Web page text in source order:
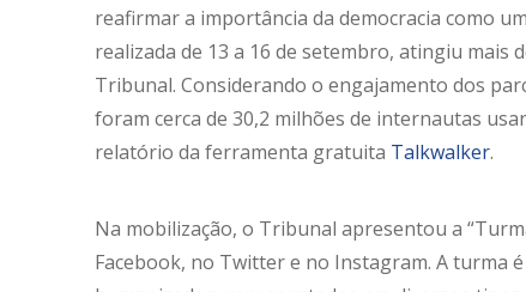
reafirmar a importância da democracia como
realizada de 13 a 16 de setembro, atingiu mais
Tribunal. Considerando o engajamento dos
foram cerca de 30,2 milhões de internautas
relatório da ferramenta gratuita Talkwalker.
Na mobilização, o Tribunal apresentou a
Facebook, no Twitter e no Instagram. A turma